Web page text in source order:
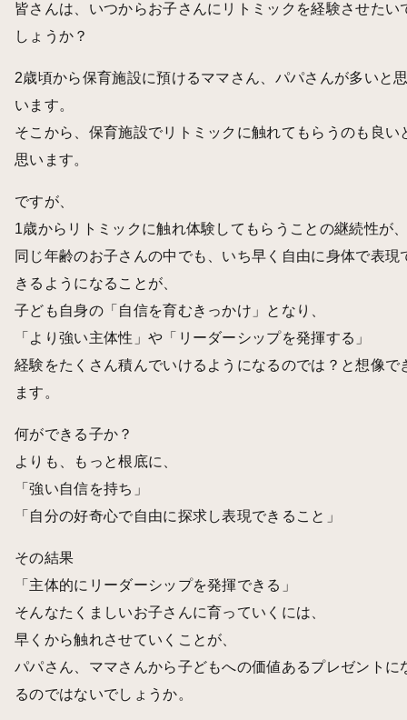
皆さんは、いつからお子さんにリトミックを経験させたい
しょうか？
2歳頃から保育施設に預けるママさん、パパさんが多いと
います。
そこから、保育施設でリトミックに触れてもらうのも良い
思います。
ですが、
1歳からリトミックに触れ体験してもらうことの継続性が
同じ年齢のお子さんの中でも、いち早く自由に身体で表現
きるようになることが、
子ども自身の「自信を育むきっかけ」となり、
「より強い主体性」や「リーダーシップを発揮する」
経験をたくさん積んでいけるようになるのでは？と想像で
ます。
何ができる子か？
よりも、もっと根底に、
「強い自信を持ち」
「自分の好奇心で自由に探求し表現できること」
その結果
「主体的にリーダーシップを発揮できる」
そんなたくましいお子さんに育っていくには、
早くから触れさせていくことが、
パパさん、ママさんから子どもへの価値あるプレゼントに
るのではないでしょうか。